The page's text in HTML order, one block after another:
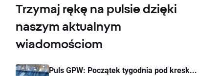
Trzymaj rękę na pulsie dzięki
naszym aktualnym
wiadomościom
Puls GPW: Początek tygodnia pod kresk...